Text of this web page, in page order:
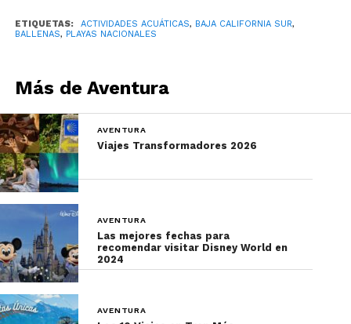
ETIQUETAS: ACTIVIDADES ACUÁTICAS, BAJA CALIFORNIA SUR,
BALLENAS, PLAYAS NACIONALES
Más de Aventura
AVENTURA
Viajes Transformadores 2026
AVENTURA
Las mejores fechas para
recomendar visitar Disney World en
2024
AVENTURA